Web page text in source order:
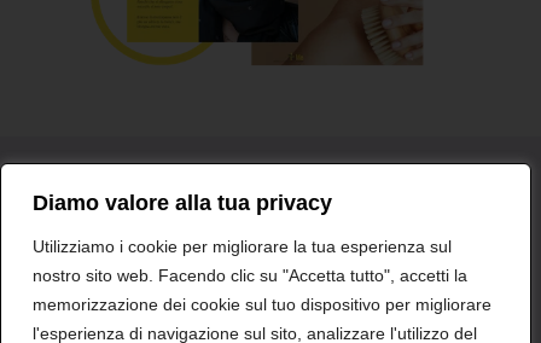
Diamo valore alla tua privacy
Utilizziamo i cookie per migliorare la tua esperienza sul
nostro sito web. Facendo clic su "Accetta tutto", accetti la
memorizzazione dei cookie sul tuo dispositivo per migliorare
l'esperienza di navigazione sul sito, analizzare l'utilizzo del
Glossario Medici e professionisti
Shionogi Europa Dichiarazioni sulla Privacy